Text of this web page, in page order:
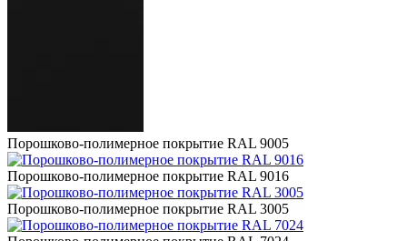
Порошково-полимерное покрытие RAL 9005
Порошково-полимерное покрытие RAL 9016
Порошково-полимерное покрытие RAL 3005